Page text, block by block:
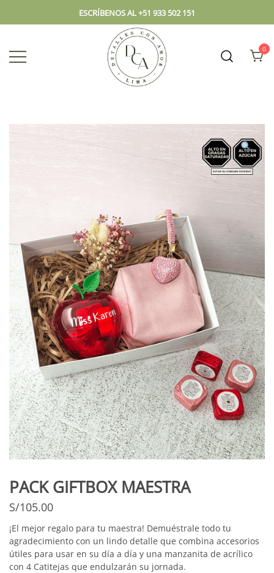
ESCRÍBENOS AL +51 933 502 151
lugar.
0
PACK GIFTBOX MAESTRA
S/105.00
¡El mejor regalo para tu maestra! Demuéstrale todo tu
agradecimiento con un lindo detalle que combina accesorios
útiles para usar en su día a día y una manzanita de acrílico
con 4 Catitejas que endulzarán su jornada.